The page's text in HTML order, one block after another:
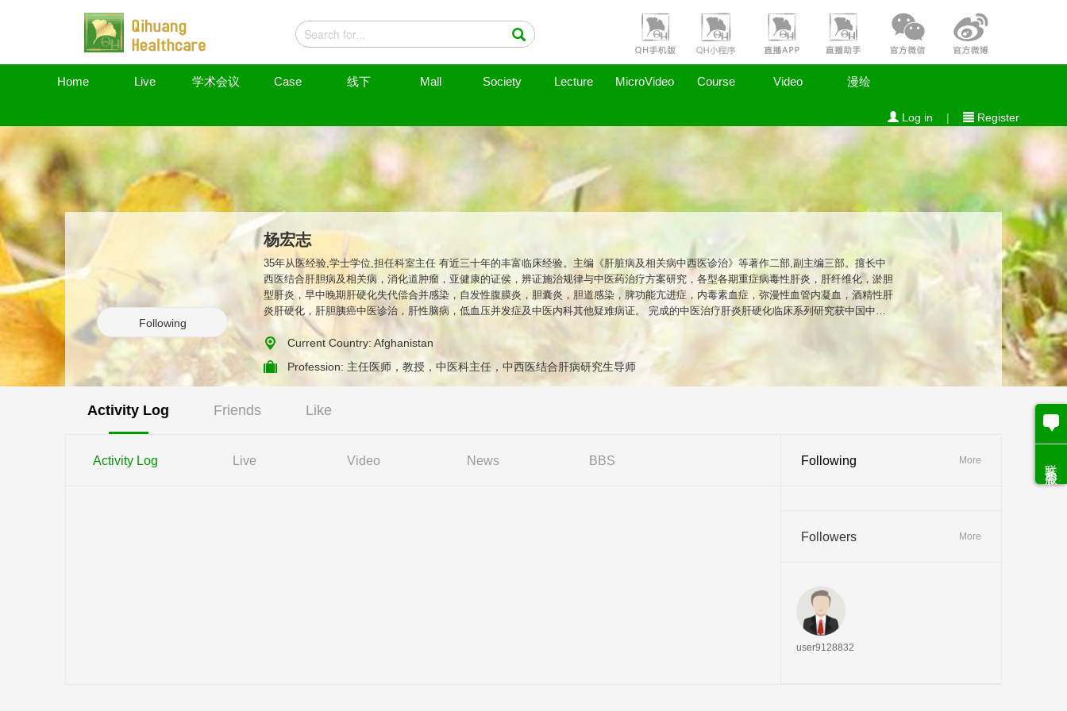
Home Live 学术会议 Case 线下 Mall Society Lecture MicroVideo Course Video 漫绘
Log in | Register
Following
杨宏志
35年从医经验,学士学位,担任科室主任 有近三十年的丰富临床经验。主编《肝脏病及相关病中西医诊治》等著作二部,副主编三部。擅长中
西医结合肝胆病及相关病，消化道肿瘤，亚健康的证侯，辨证施治规律与中医药治疗方案研究，各型各期重症病毒性肝炎，肝纤维化，淤胆
型肝炎，早中晚期肝硬化失代偿合并感染，自发性腹膜炎，胆囊炎，胆道感染，脾功能亢进症，内毒素血症，弥漫性血管内凝血，酒精性肝
炎肝硬化，肝胆胰癌中医诊治，肝性脑病，低血压并发症及中医内科其他疑难病证。 完成的中医治疗肝炎肝硬化临床系列研究获中国中西
医结合学会科技成果三等奖。其中 “补肾益气疏肝凉血活血解毒法治疗肝纤维化远期疗效观察”研究曾获第四届世界传统医学大会世界传统医
药国际金像一等奖 。 主编《肝脏病及相关病中西医诊治》等著作二部,副主编三部。 现任中华中医药学会感染病分会副主任委员，广东省
中西医结合肝病专业委员会副主任委员，广东省中医药学会肝...
Current Country: Afghanistan
Profession: 主任医师，教授，中医科主任，中西医结合肝病研究生导师
Activity Log Friends Like
Activity Log Live Video News BBS Following More
Followers More
user9128832